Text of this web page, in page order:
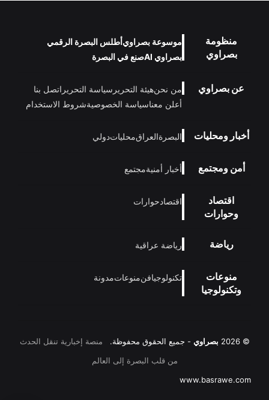
منظومة
بصراوي
موسوعة بصراويأطلس البصرة الرقمي
بصراوي AI
صنع في البصرة
عن بصراوي من نحنهيئة التحرير سياسة التحرير اتصل بنا
أعلن معناسياسة الخصوصيةشروط الاستخدام
أخبار ومحليات البصرةالعراقمحلياتدولي
أمن ومجتمع أخبار أمنيةمجتمع
اقتصاد
وحوارات
اقتصادحوارات
رياضة رياضة عراقية
منوعات
وتكنولوجيا
تكنولوجيافنمنوعاتمدونة
© 2026 بصراوي - جميع الحقوق محفوظة.
منصة إخبارية تنقل الحدث
من قلب البصرة إلى العالم
www.basrawe.com